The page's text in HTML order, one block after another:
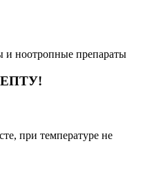
и ноотропные препараты
при температуре не